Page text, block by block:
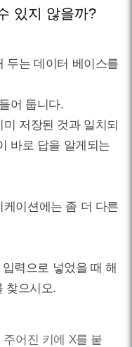
있지 않을까?
두는 데이터 베이스를
어 둡니다.
저장된 것과 일치되
바로 답을 알게되는
이션에는 좀 더 다른
력으로 넣었을 때 해
찾으시오.
어진 키에 X를 붙